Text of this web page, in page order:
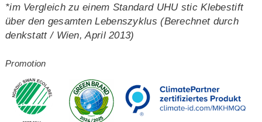
*im Vergleich zu einem Standard UHU stic Klebestift
über den gesamten Lebenszyklus (Berechnet durch
denkstatt / Wien, April 2013)
Promotion